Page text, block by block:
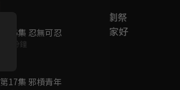
第16集 忍無可忍
100分鐘
第17集 邪槓青年
7/21-8/20，盛夏追劇祭
升級VIP最優惠！獨家好